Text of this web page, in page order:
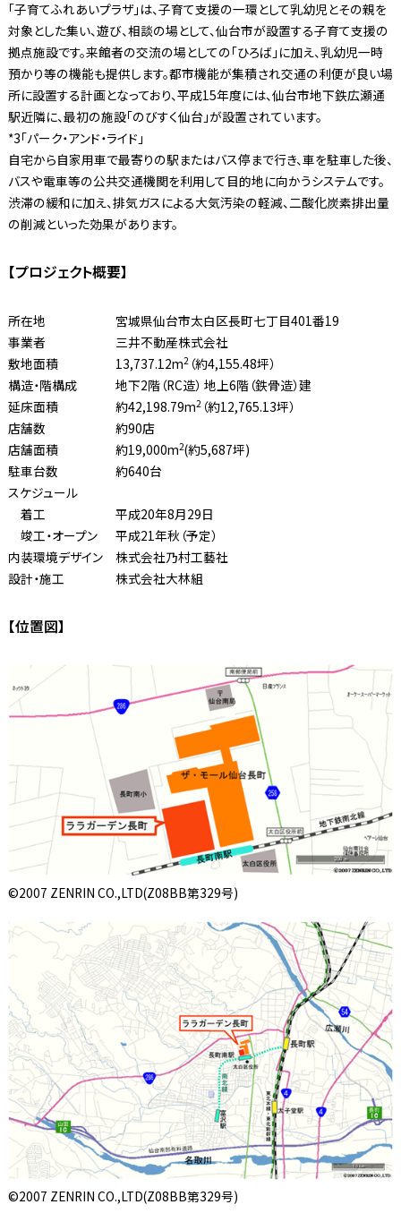
「子育てふれあいプラザ」は、子育て支援の一環として乳幼児とその親を
対象とした集い、遊び、相談の場として、仙台市が設置する子育て支援の
拠点施設です。来館者の交流の場としての「ひろば」に加え、乳幼児一時
預かり等の機能も提供します。都市機能が集積され交通の利便が良い場
所に設置する計画となっており、平成15年度には、仙台市地下鉄広瀬通
駅近隣に、最初の施設「のびすく仙台」が設置されています。
*3「パーク・アンド・ライド」
自宅から自家用車で最寄りの駅またはバス停まで行き、車を駐車した後、
バスや電車等の公共交通機関を利用して目的地に向かうシステムです。
渋滞の緩和に加え、排気ガスによる大気汚染の軽減、二酸化炭素排出量
の削減といった効果があります。
【プロジェクト概要】
所在地
宮城県仙台市太白区長町七丁目401番19
事業者
三井不動産株式会社
敷地面積
13,737.12m2（約4,155.48坪）
構造・階構成
地下2階（RC造） 地上6階（鉄骨造）建
延床面積
約42,198.79m2（約12,765.13坪）
店舗数
約90店
店舗面積
約19,000m2(約5,687坪)
駐車台数
約640台
スケジュール
着工
竣工・オープン
平成20年8月29日
平成21年秋（予定）
内装環境デザイン
株式会社乃村工藝社
設計・施工
株式会社大林組
【位置図】
©2007 ZENRIN CO.,LTD(Z08BB第329号)
©2007 ZENRIN CO.,LTD(Z08BB第329号)